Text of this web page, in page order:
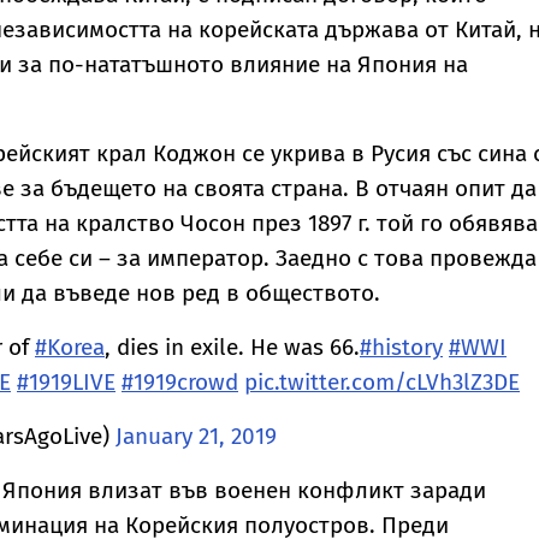
на корейската държава от Китай,
за по-нататъшното влияние на Япония на
крал Коджон се укрива в Русия със сина
за бъдещето на своята страна. В отчаян опит да
на кралство Чосон през 1897 г. той го
себе си – за император. Заедно с това провежда
да въведе нов ред в обществото.
of#Korea, dies in exile. He was 66.#history #WWI
#1919LIVE #1919crowd pic.twitter.com/cLVh3lZ3DE
January 21, 2019
Япония влизат във военен конфликт заради
на Корейския полуостров. Преди